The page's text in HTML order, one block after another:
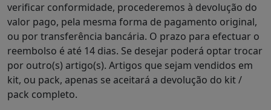
verificar conformidade, procederemos à devolução do
valor pago, pela mesma forma de pagamento original,
ou por transferência bancária. O prazo para efectuar o
reembolso é até 14 dias. Se desejar poderá optar trocar
por outro(s) artigo(s). Artigos que sejam vendidos em
kit, ou pack, apenas se aceitará a devolução do kit /
pack completo.